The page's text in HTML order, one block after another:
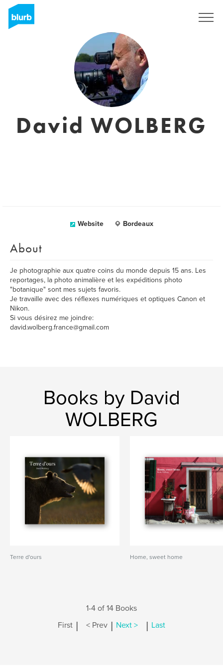
David WOLBERG
Website Bordeaux
About
Je photographie aux quatre coins du monde depuis 15 ans. Les
reportages, la photo animalière et les expéditions photo
"botanique" sont mes sujets favoris.
Je travaille avec des réflexes numériques et optiques Canon et
Nikon.
Si vous désirez me joindre:
david.wolberg.france@gmail.com
Books by David
WOLBERG
Terre d'ours Home, sweet home
1-4 of 14 Books
First | < Prev | Next > | Last